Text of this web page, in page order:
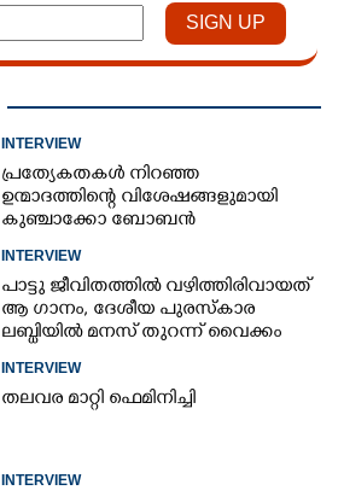
INTERVIEW
പ്രത്യേകതകൾ നിറഞ്ഞ
ഉന്മാദത്തിന്റെ വിശേഷങ്ങളുമായി
കുഞ്ചാക്കോ ബോബൻ
INTERVIEW
പാട്ടു ജീവിതത്തിൽ വഴിത്തിരിവായത്
ആ ഗാനം, ദേശീയ പുരസ്കാര
ലബ്ധിയിൽ മനസ് തുറന്ന് വൈക്കം
INTERVIEW
തലവര മാറ്റി ഫെമിനിച്ചി
INTERVIEW